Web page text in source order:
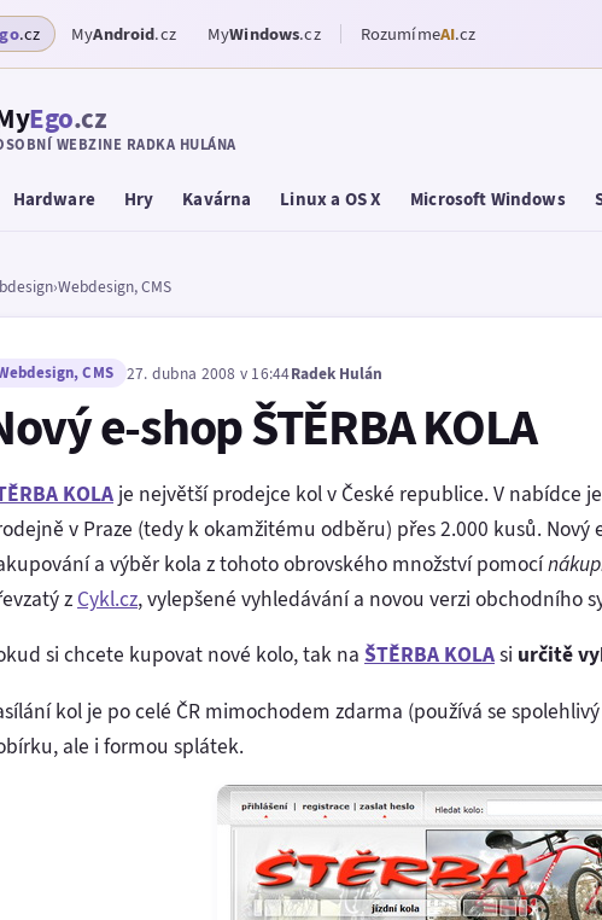
.cz MyAndroid.cz MyWindows.cz RozumímeAI.cz
Ego.cz
WEBZINE RADKA HULÁNA
Hardware Hry Kavárna Linux a OS X Microsoft Windows
›Webdesign, CMS
CMS 27. dubna 2008 v 16:44Radek Hulán
e-shop ŠTĚRBA KOLA
KOLA je největší prodejce kol v České republice. V nabídce
v Praze (tedy k okamžitému odběru) přes 2.000 kusů. Nový
a výběr kola z tohoto obrovského množství pomocí
z Cykl.cz, vylepšené vyhledávání a novou verzi obchodního
si chcete kupovat nové kolo, tak na ŠTĚRBA KOLAsi určitě
kol je po celé ČR mimochodem zdarma (používá se
ale i formou splátek.